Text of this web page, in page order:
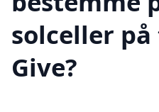
solceller
Give?